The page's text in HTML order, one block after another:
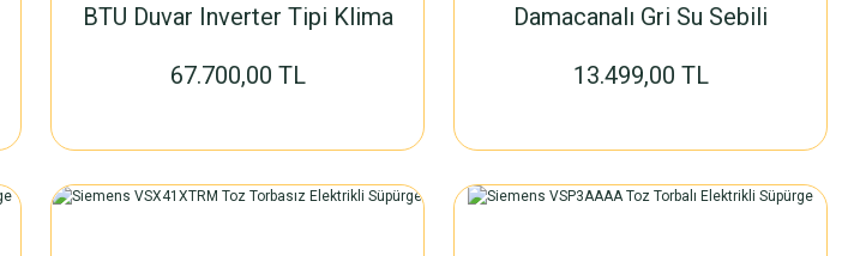
BTU Duvar Inverter Tipi Klima
67.700,00 TL
Damacanalı Gri Su Sebili
13.499,00 TL